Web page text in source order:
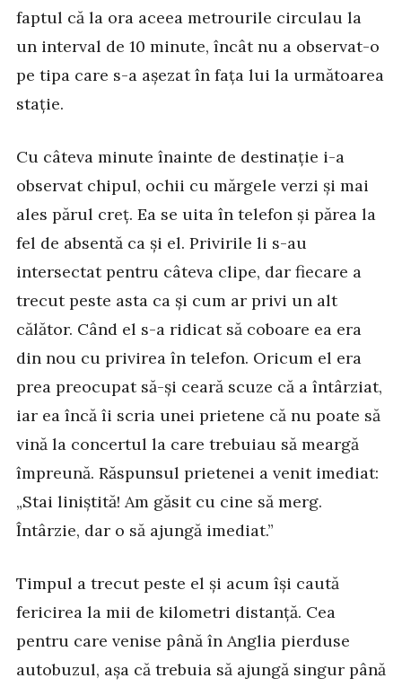
faptul că la ora aceea metrourile circulau la
un interval de 10 minute, încât nu a observat-o
pe tipa care s-a așezat în fața lui la următoarea
stație.
Cu câteva minute înainte de destinație i-a
observat chipul, ochii cu mărgele verzi și mai
ales părul creț. Ea se uita în telefon și părea la
fel de absentă ca și el. Privirile li s-au
intersectat pentru câteva clipe, dar fiecare a
trecut peste asta ca și cum ar privi un alt
călător. Când el s-a ridicat să coboare ea era
din nou cu privirea în telefon. Oricum el era
prea preocupat să-și ceară scuze că a întârziat,
iar ea încă îi scria unei prietene că nu poate să
vină la concertul la care trebuiau să meargă
împreună. Răspunsul prietenei a venit imediat:
„Stai liniștită! Am găsit cu cine să merg.
Întârzie, dar o să ajungă imediat.”
Timpul a trecut peste el și acum își caută
fericirea la mii de kilometri distanță. Cea
pentru care venise până în Anglia pierduse
autobuzul, așa că trebuia să ajungă singur până